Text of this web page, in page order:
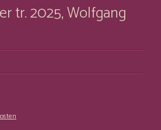
tr. 2025, Wolfgang